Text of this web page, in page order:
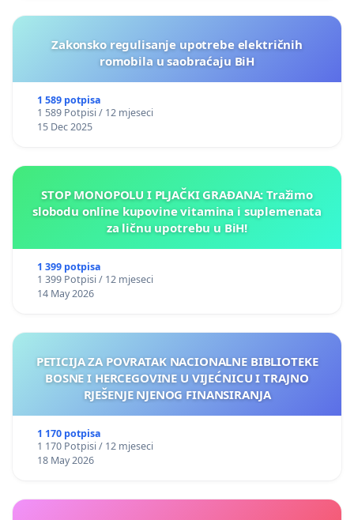
Zakonsko regulisanje upotrebe električnih
romobila u saobraćaju BiH
1 589 potpisa
1 589 Potpisi / 12 mjeseci
15 Dec 2025
STOP MONOPOLU I PLJAČKI GRAĐANA: Tražimo
slobodu online kupovine vitamina i suplemenata
za ličnu upotrebu u BiH!
1 399 potpisa
1 399 Potpisi / 12 mjeseci
14 May 2026
PETICIJA ZA POVRATAK NACIONALNE BIBLIOTEKE
BOSNE I HERCEGOVINE U VIJEĆNICU I TRAJNO
RJEŠENJE NJENOG FINANSIRANJA
1 170 potpisa
1 170 Potpisi / 12 mjeseci
18 May 2026